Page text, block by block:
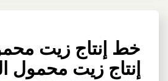
خط إنتاج زيت
إنتاج زيت محمول